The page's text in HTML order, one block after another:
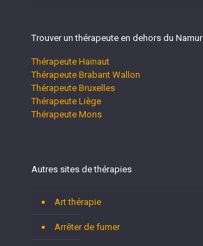
Trouver un thérapeute en dehors du Namur
Thérapeute Hainaut
Thérapeute Brabant Wallon
Thérapeute Bruxelles
Thérapeute Liège
Thérapeute Mons
Autres sites de thérapies
Art thérapie
Arrêter de fumer